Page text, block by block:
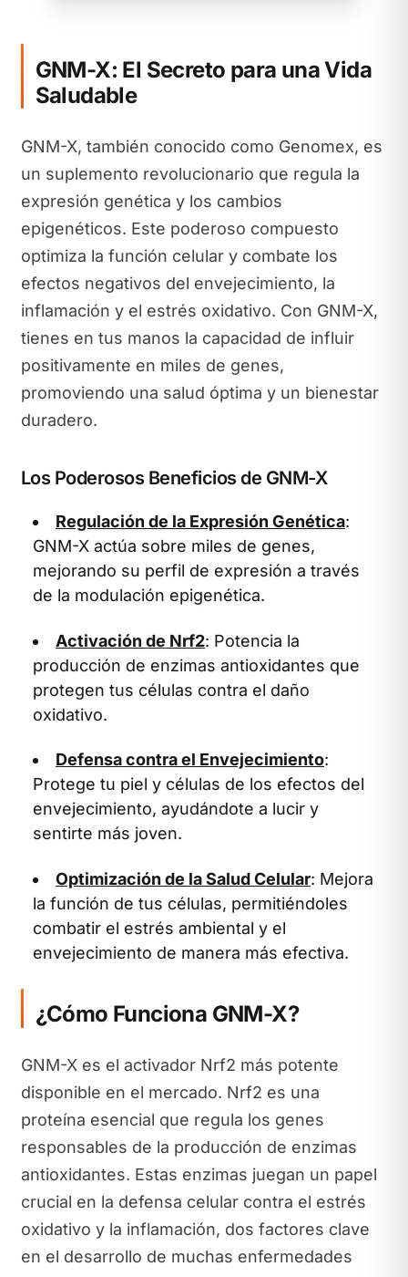
GNM-X: El Secreto para una Vida
Saludable
GNM-X, también conocido como Genomex, es
un suplemento revolucionario que regula la
expresión genética y los cambios
epigenéticos. Este poderoso compuesto
optimiza la función celular y combate los
efectos negativos del envejecimiento, la
inflamación y el estrés oxidativo. Con GNM-X,
tienes en tus manos la capacidad de influir
positivamente en miles de genes,
promoviendo una salud óptima y un bienestar
duradero.
Los Poderosos Beneficios de GNM-X
Regulación de la Expresión Genética:
GNM-X actúa sobre miles de genes,
mejorando su perfil de expresión a través
de la modulación epigenética.
Activación de Nrf2: Potencia la
producción de enzimas antioxidantes que
protegen tus células contra el daño
oxidativo.
Defensa contra el Envejecimiento:
Protege tu piel y células de los efectos del
envejecimiento, ayudándote a lucir y
sentirte más joven.
Optimización de la Salud Celular: Mejora
la función de tus células, permitiéndoles
combatir el estrés ambiental y el
envejecimiento de manera más efectiva.
¿Cómo Funciona GNM-X?
GNM-X es el activador Nrf2 más potente
disponible en el mercado. Nrf2 es una
proteína esencial que regula los genes
responsables de la producción de enzimas
antioxidantes. Estas enzimas juegan un papel
crucial en la defensa celular contra el estrés
oxidativo y la inflamación, dos factores clave
en el desarrollo de muchas enfermedades